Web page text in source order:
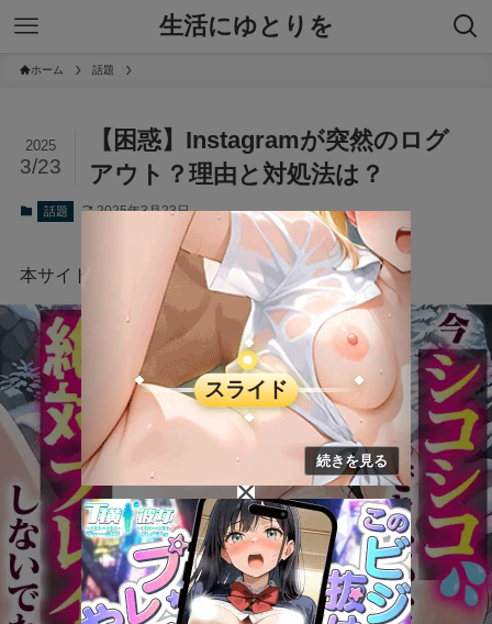
生活にゆとりを
ホーム 話題
【困惑】Instagramが突然のログ
アウト？理由と対処法は？
2025
3/23
話題 2025年3月23日
本サイトにはプロモーションが含まれています。